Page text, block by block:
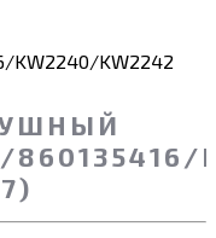
KW2240/KW2242
860135416/